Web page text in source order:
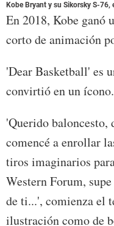
Kobe Bryant y su Sikorsky S-
En 2018, Kobe ganó
corto de animación
'Dear Basketball' es
convirtió en un ícono.
'Querido baloncesto,
comencé a enrollar
tiros imaginarios
Western Forum,
de ti...', comienza el
ilustración como de